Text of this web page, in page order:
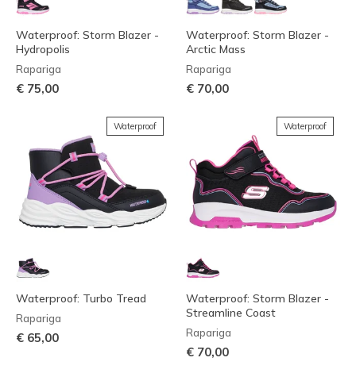
Waterproof: Storm Blazer -
Hydropolis
Rapariga
€ 75,00
Waterproof: Storm Blazer -
Arctic Mass
Rapariga
€ 70,00
Waterproof
Waterproof: Turbo Tread
Rapariga
€ 65,00
Waterproof
Waterproof: Storm Blazer -
Streamline Coast
Rapariga
€ 70,00